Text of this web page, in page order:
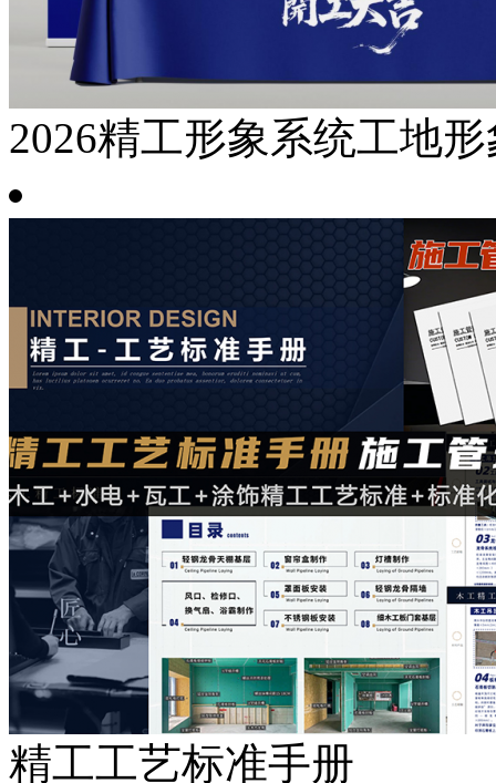
2026精工形象系统工地
精工工艺标准手册